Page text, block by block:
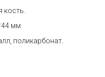
кость.
мм.
поликарбонат.